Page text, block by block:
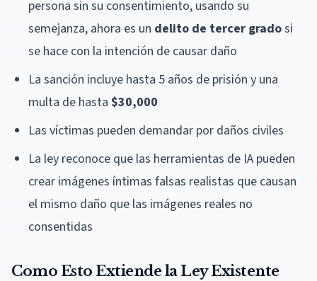
persona sin su consentimiento, usando su
semejanza, ahora es un delito de tercer gradosi
se hace con la intención de causar daño
La sanción incluye hasta 5 años de prisión y una
multa de hasta $30,000
Las víctimas pueden demandar por daños civiles
La ley reconoce que las herramientas de IA pueden
crear imágenes íntimas falsas realistas que causan
el mismo daño que las imágenes reales no
consentidas
Como Esto Extiende la Ley Existente